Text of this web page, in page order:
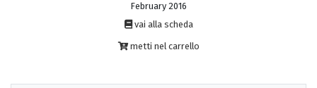
February 2016
vai alla scheda
metti nel carrello